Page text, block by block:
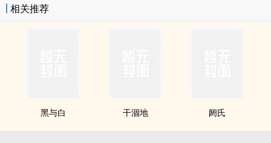
相关推荐
黑与白 干涸地 阏氏